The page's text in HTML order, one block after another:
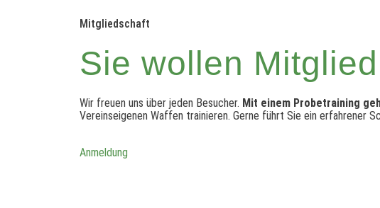
Mitgliedschaft
Sie wollen
Wir freuen uns über jeden Besucher. Mit einem Probetraining
Vereinseigenen Waffen trainieren. Gerne führt Sie ein erfahrener
Anmeldung